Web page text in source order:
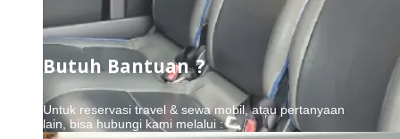
Butuh Bantuan ?
Untuk reservasi travel & sewa mobil, atau pertanyaan
lain, bisa hubungi kami melalui :